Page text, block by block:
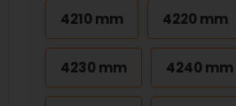
4210 mm 4220 mm
4230 mm 4240 mm